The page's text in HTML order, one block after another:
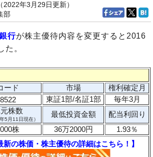
年3月29日更新）
部
行が株主優待内容を変更すると2016
た。
ード 市場
権利確定月
8522 東証1部/名証1部
毎年3月
株数
5月11日現在）
最低投資金額
配当利回り
株 36万2000円
1.93％
新の株価・株主優待の詳細はこちら！】